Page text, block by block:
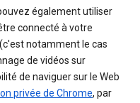
également utiliser
connecté à votre
notamment le cas
de vidéos sur
de naviguer sur le Web
privée de Chrome, par